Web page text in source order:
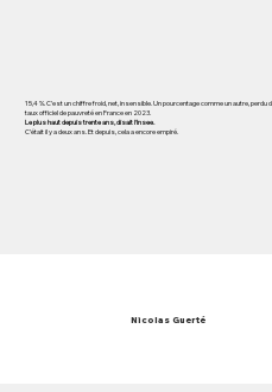
15,4 %. C’est un chiffre froid, net, insensible. Un pourcentage comme un autre,
taux officiel de pauvreté en France en 2023.
Le plus haut depuis trente ans, disait l’Insee.
C’était il y a deux ans. Et depuis, cela a encore empiré.
Nicolas Guerté